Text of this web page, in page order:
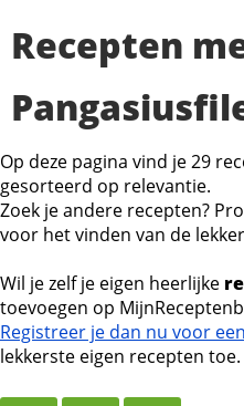
Recepten
Op deze pagina vind je 29
gesorteerd op relevantie.
Zoek je andere recepten?
voor het vinden van de
Wil je zelf je eigen heerlijke
toevoegen op
Registreer je dan nu voor
lekkerste eigen recepten toe.